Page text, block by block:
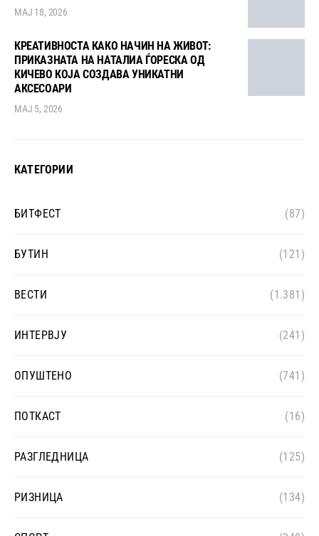
МАЈ 18, 2026
КРЕАТИВНОСТА КАКО НАЧИН НА ЖИВОТ:
ПРИКАЗНАТА НА НАТАЛИА ЃОРЕСКА ОД
КИЧЕВО КОЈА СОЗДАВА УНИКАТНИ
АКСЕСОАРИ
МАЈ 5, 2026
КАТЕГОРИИ
БИТФЕСТ (87)
БУТИН (121)
ВЕСТИ (1.381)
ИНТЕРВЈУ (241)
ОПУШТЕНО (741)
ПОТКАСТ (16)
РАЗГЛЕДНИЦА (125)
РИЗНИЦА (134)